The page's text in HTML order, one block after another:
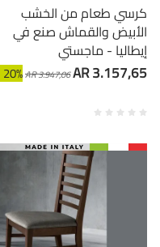
كرسي طعام من الخشب
الأبيض والقماش صنع في
إيطاليا - ماجستي
AR 3.947,06AR 3.157,65